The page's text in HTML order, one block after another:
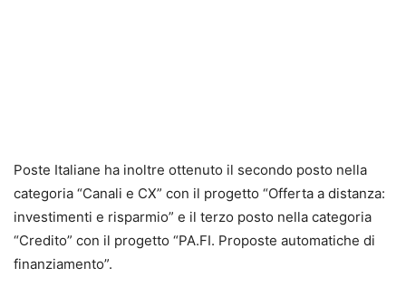
Poste Italiane ha inoltre ottenuto il secondo posto nella
categoria “Canali e CX” con il progetto “Offerta a distanza:
investimenti e risparmio” e il terzo posto nella categoria
“Credito” con il progetto “PA.FI. Proposte automatiche di
finanziamento”.